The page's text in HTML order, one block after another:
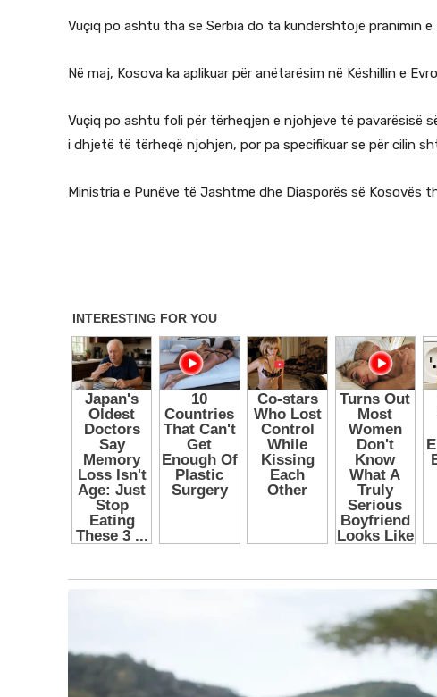
Vuçiq po ashtu tha se Serbia do ta kundërshtojë pranimin e
Në maj, Kosova ka aplikuar për anëtarësim në Këshillin e
Vuçiq po ashtu foli për tërheqjen e njohjeve të pavarësisë
i dhjetë të tërheqë njohjen, por pa specifikuar se për cilin
Ministria e Punëve të Jashtme dhe Diasporës së Kosovës